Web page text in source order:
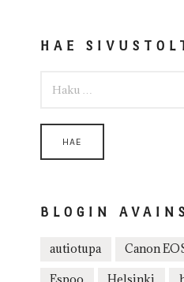
HAE
BLOGIN
autiotupa Canon